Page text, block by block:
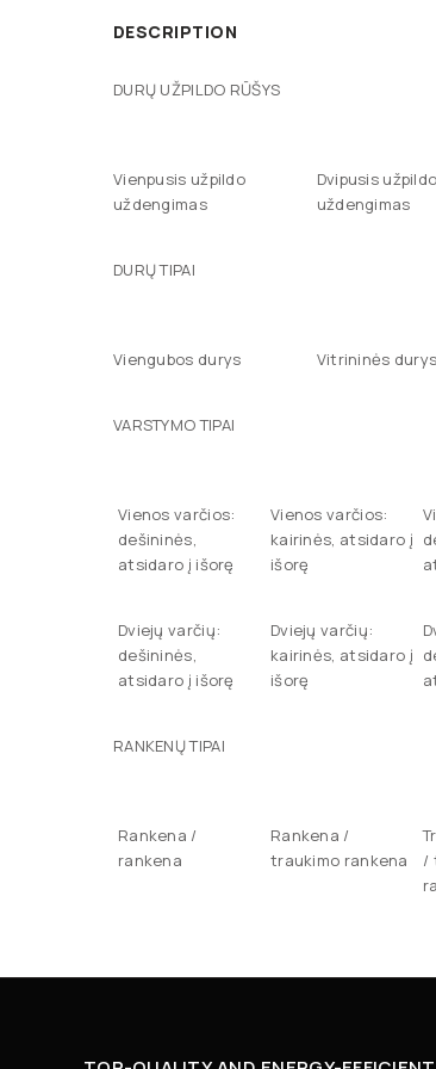
DESCRIPTION
DURŲ UŽPILDO RŪŠYS
Vienpusis užpildo
uždengimas
Dvipusis užpildo
uždengimas
DURŲ TIPAI
Viengubos durys Vitrininės durys
VARSTYMO TIPAI
Vienos varčios:
dešininės,
atsidaro į išorę
Vienos varčios:
kairinės, atsidaro į
išorę
Dviejų varčių:
dešininės,
atsidaro į išorę
Dviejų varčių:
kairinės, atsidaro į
išorę
RANKENŲ TIPAI
Rankena /
rankena
Rankena /
traukimo rankena
/